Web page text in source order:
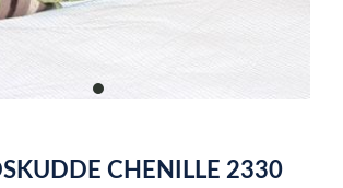
item
CHENILLE 2330